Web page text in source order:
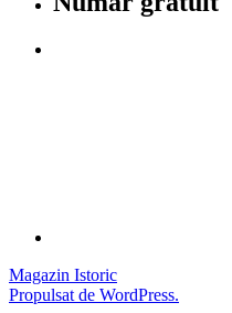
Magazin Istoric
Propulsat de WordPress.